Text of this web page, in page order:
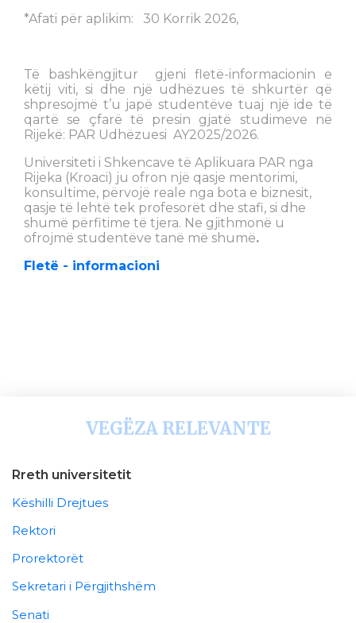
*Afati për aplikim: 30 Korrik 2026,
Të bashkëngjitur gjeni fletë-informacionin e
këtij viti, si dhe një udhëzues të shkurtër që
shpresojmë t’u japë studentëve tuaj një ide të
qartë se çfarë të presin gjatë studimeve në
Rijekë: PAR Udhëzuesi AY2025/2026.
Universiteti i Shkencave të Aplikuara PAR nga
Rijeka (Kroaci) ju ofron një qasje mentorimi,
konsultime, përvojë reale nga bota e biznesit,
qasje të lehtë tek profesorët dhe stafi, si dhe
shumë përfitime të tjera. Ne gjithmonë u
ofrojmë studentëve tanë më shumë.
Fletë - informacioni
VEGËZA RELEVANTE
Rreth universitetit
Këshilli Drejtues
Rektori
Prorektorët
Sekretari i Përgjithshëm
Senati